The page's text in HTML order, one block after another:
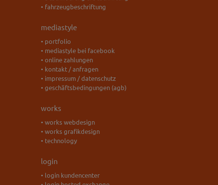
• fahrzeugbeschriftung
mediastyle
• portfolio
• mediastyle bei facebook
• online zahlungen
• kontakt / anfragen
• impressum / datenschutz
• geschäftsbedingungen (agb)
works
• works webdesign
• works grafikdesign
• technology
login
• login kundencenter